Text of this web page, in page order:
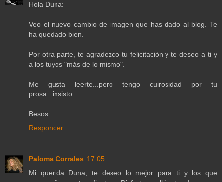
Hola Duna:
Veo el nuevo cambio de imagen que has dado al blog. Te
ha quedado bien.
Por otra parte, te agradezco tu felicitación y te deseo a ti y
a los tuyos "más de lo mismo".
Me gusta leerte...pero tengo cuirosidad por tu
prosa...insisto.
Besos
Responder
Paloma Corrales 17:05
Mi querida Duna, te deseo lo mejor para ti y los que